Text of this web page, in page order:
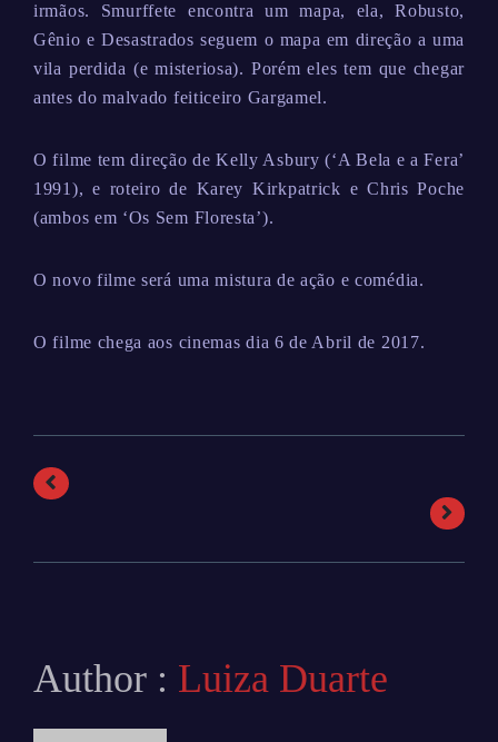
irmãos. Smurffete encontra um mapa, ela, Robusto,
Gênio e Desastrados seguem o mapa em direção a uma
vila perdida (e misteriosa). Porém eles tem que chegar
antes do malvado feiticeiro Gargamel.
O filme tem direção de Kelly Asbury (‘A Bela e a Fera’
1991), e roteiro de Karey Kirkpatrick e Chris Poche
(ambos em ‘Os Sem Floresta’).
O novo filme será uma mistura de ação e comédia.
O filme chega aos cinemas dia 6 de Abril de 2017.
Author : Luiza Duarte